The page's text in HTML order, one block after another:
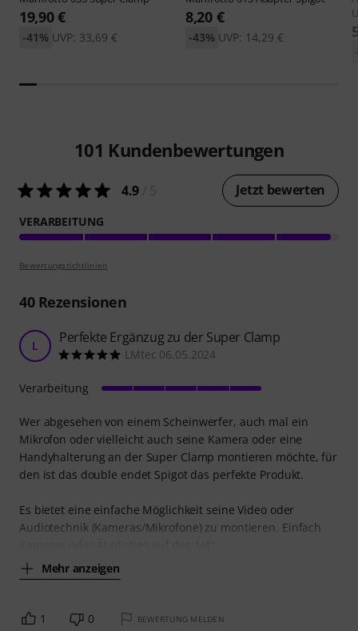
19,90 €
UVP: 33,69 €
-41%
8,20 €
UVP: 14,29 €
-43%
101 Kundenbewertungen
4.9 Jetzt bewerten
VERARBEITUNG
Bewertungsrichtlinien
40Rezensionen
L Perfekte Ergänzug zu der Super Clamp
LMtec 06.05.2024
Wer abgesehen von einem Scheinwerfer, auch mal ein
Mikrofon oder vielleicht auch seine Kamera oder eine
Handyhalterung an der Super Clamp montieren möchte, für
den ist das double endet Spigot das perfekte Produkt.
Es bietet eine einfache Möglichkeit seine Video oder
Audiotechnik (Kameras/Mikrofone) zu montieren. Einfach
Mehr anzeigen
Verarbeitung
1 0 BEWERTUNG MELDEN